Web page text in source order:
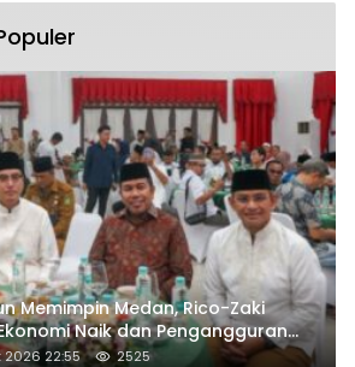
Memimpin Medan, Rico-Zaki
Naik dan Pengangguran
2026 22:55 2525